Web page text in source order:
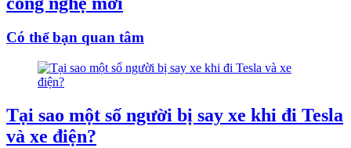
Có thể bạn quan tâm
Tại sao một số người bị say xe khi đi Tesla
và xe điện?